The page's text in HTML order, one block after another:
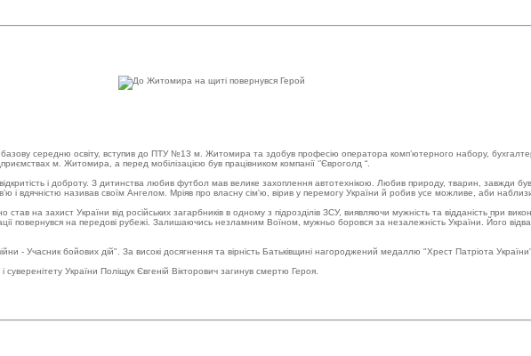
середню освіту, вступив до ПТУ №13 м. Житомира та здобув професію оператора комп’ютерного набору,
м. Житомира, а перед мобілізацією був працівником компанії ‘’Євроголд “.
і доброту. З дитинства любив футбол мав велике захоплення автотехнікою. Любив природу, тварин, завжди
вдячністю називав своїм Ангелом. Мріяв про власну сім'ю, вірив у перемогу України й робив усе можливе, аби
на захист України від російських загарбників в одному з підрозділів ЗСУ, виявляючи мужність та відданість при
повернувся на передові рубежі. Залишаючись незламним Воїном, мужньо боровся за незалежність України. Його
- Учасник бойових дій". За високі досягнення та вірність Батьківщині нагороджений медаллю "Хрест Патріота
України Поліщук Євгеній Вікторович загинув смертю Героя.